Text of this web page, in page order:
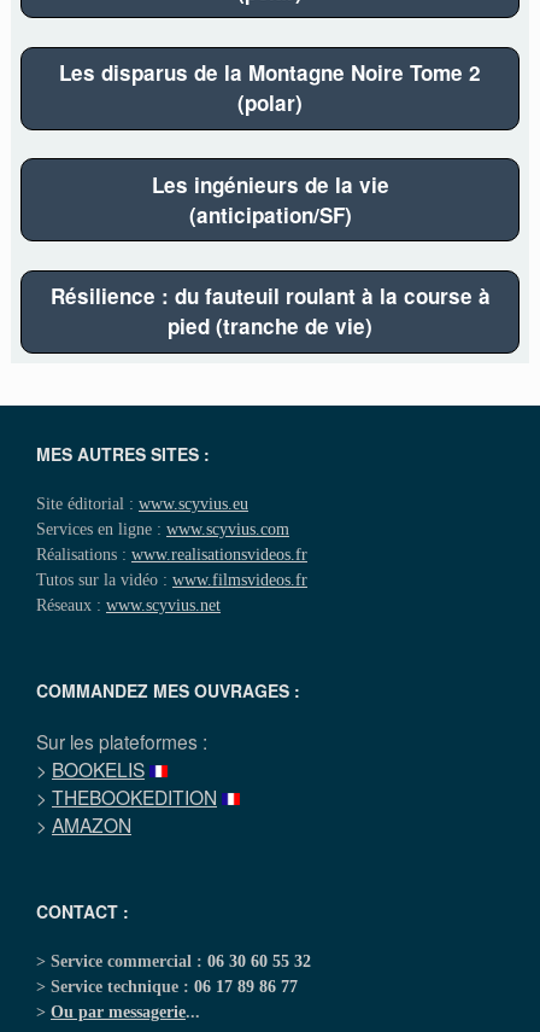
Les disparus de la Montagne Noire Tome 2
(polar)
Les ingénieurs de la vie
(anticipation/SF)
Résilience : du fauteuil roulant à la course à
pied (tranche de vie)
MES AUTRES SITES :
Site éditorial : www.scyvius.eu
Services en ligne : www.scyvius.com
Réalisations : www.realisationsvideos.fr
Tutos sur la vidéo : www.filmsvideos.fr
Réseaux : www.scyvius.net
COMMANDEZ MES OUVRAGES :
Sur les plateformes :
> BOOKELIS
> THEBOOKEDITION
> AMAZON
CONTACT :
> Service commercial : 06 30 60 55 32
> Service technique : 06 17 89 86 77
> Ou par messagerie...